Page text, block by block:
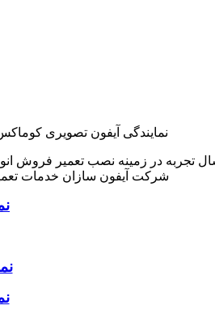
نمایندگی آیفون تصویری
تجربه در زمینه نصب تعمیر فروش
شرکت آیفون سازان خدمات